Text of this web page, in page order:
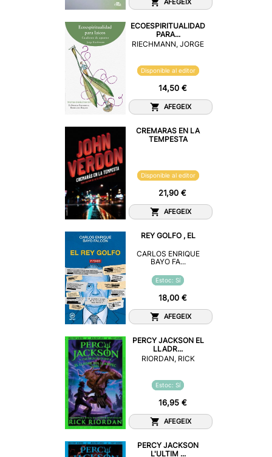
AFEGEIX
ECOESPIRITUALIDAD
PARA...
RIECHMANN, JORGE
Disponible al editor
14,50 €
AFEGEIX
CREMARAS EN LA
TEMPESTA
Disponible al editor
21,90 €
AFEGEIX
REY GOLFO , EL
CARLOS ENRIQUE
BAYO FA...
Estoc: Sí
18,00 €
AFEGEIX
PERCY JACKSON EL
LLADR...
RIORDAN, RICK
Estoc: Sí
16,95 €
AFEGEIX
PERCY JACKSON
L'ULTIM ...